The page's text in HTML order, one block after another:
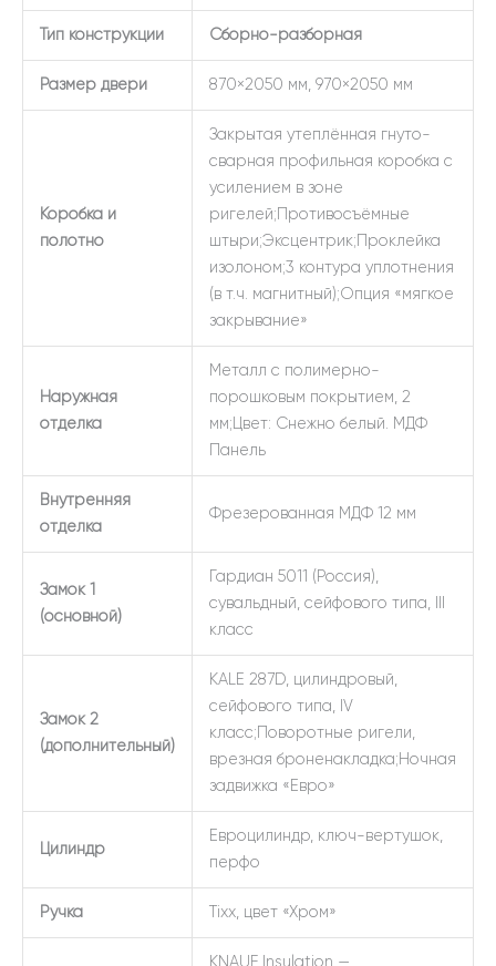
Тип конструкции Сборно-разборная
Размер двери 870×2050 мм, 970×2050 мм
Коробка и
полотно
Закрытая утеплённая гнуто-
сварная профильная коробка с
усилением в зоне
ригелей;Противосъёмные
штыри;Эксцентрик;Проклейка
изолоном;3 контура уплотнения
(в т.ч. магнитный);Опция «мягкое
закрывание»
Наружная
отделка
Металл с полимерно-
порошковым покрытием, 2
мм;Цвет: Снежно белый. МДФ
Панель
Внутренняя
отделка
Фрезерованная МДФ 12 мм
Замок 1
(основной)
Гардиан 5011 (Россия),
сувальдный, сейфового типа, III
класс
Замок 2
(дополнительный)
KALE 287D, цилиндровый,
сейфового типа, IV
класс;Поворотные ригели,
врезная броненакладка;Ночная
задвижка «Евро»
Цилиндр
Евроцилиндр, ключ-вертушок,
перфо
Ручка Tixx, цвет «Хром»
KNAUF Insulation —